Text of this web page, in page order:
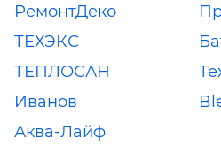
РемонтДеко
ТЕХЭКС
ТЕПЛОСАН
Иванов
Аква-Лайф